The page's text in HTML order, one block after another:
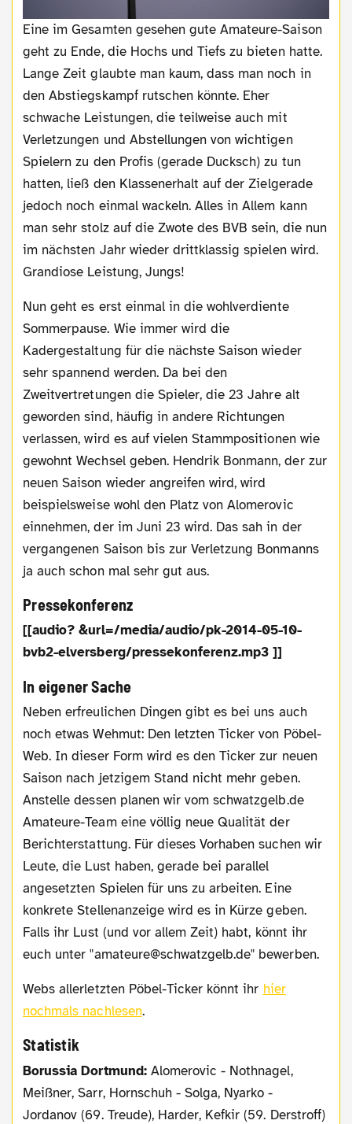
Eine im Gesamten gesehen gute Amateure-Saison
geht zu Ende, die Hochs und Tiefs zu bieten hatte.
Lange Zeit glaubte man kaum, dass man noch in
den Abstiegskampf rutschen könnte. Eher
schwache Leistungen, die teilweise auch mit
Verletzungen und Abstellungen von wichtigen
Spielern zu den Profis (gerade Ducksch) zu tun
hatten, ließ den Klassenerhalt auf der Zielgerade
jedoch noch einmal wackeln. Alles in Allem kann
man sehr stolz auf die Zwote des BVB sein, die nun
im nächsten Jahr wieder drittklassig spielen wird.
Grandiose Leistung, Jungs!
Nun geht es erst einmal in die wohlverdiente
Sommerpause. Wie immer wird die
Kadergestaltung für die nächste Saison wieder
sehr spannend werden. Da bei den
Zweitvertretungen die Spieler, die 23 Jahre alt
geworden sind, häufig in andere Richtungen
verlassen, wird es auf vielen Stammpositionen wie
gewohnt Wechsel geben. Hendrik Bonmann, der zur
neuen Saison wieder angreifen wird, wird
beispielsweise wohl den Platz von Alomerovic
einnehmen, der im Juni 23 wird. Das sah in der
vergangenen Saison bis zur Verletzung Bonmanns
ja auch schon mal sehr gut aus.
Pressekonferenz
[[audio? &url=/media/audio/pk-2014-05-10-
bvb2-elversberg/pressekonferenz.mp3 ]]
In eigener Sache
Neben erfreulichen Dingen gibt es bei uns auch
noch etwas Wehmut: Den letzten Ticker von Pöbel-
Web. In dieser Form wird es den Ticker zur neuen
Saison nach jetzigem Stand nicht mehr geben.
Anstelle dessen planen wir vom schwatzgelb.de
Amateure-Team eine völlig neue Qualität der
Berichterstattung. Für dieses Vorhaben suchen wir
Leute, die Lust haben, gerade bei parallel
angesetzten Spielen für uns zu arbeiten. Eine
konkrete Stellenanzeige wird es in Kürze geben.
Falls ihr Lust (und vor allem Zeit) habt, könnt ihr
euch unter "amateure@schwatzgelb.de" bewerben.
Webs allerletzten Pöbel-Ticker könnt ihr hier
nochmals nachlesen.
Statistik
Borussia Dortmund: Alomerovic - Nothnagel,
Meißner, Sarr, Hornschuh - Solga, Nyarko -
Jordanov (69. Treude), Harder, Kefkir (59. Derstroff)